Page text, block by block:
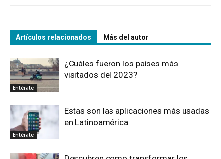
Artículos relacionados Más del autor
Entérate
¿Cuáles fueron los países más
visitados del 2023?
Entérate
Estas son las aplicaciones más usadas
en Latinoamérica